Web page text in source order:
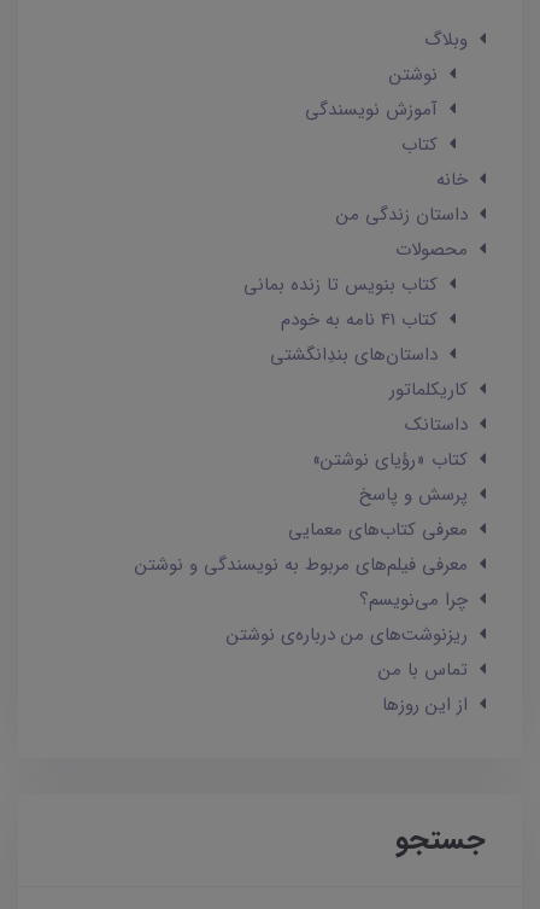
وبلاگ
نوشتن
آموزش نویسندگی
کتاب
خانه
داستان زندگی من
محصولات
کتاب بنویس تا زنده بمانی
کتاب 41 نامه به خودم
داستان‌های بندِانگشتی
کاریکلماتور
داستانک‌
کتاب «رؤیای نوشتن»
پرسش و پاسخ
معرفی کتاب‌های معمایی
معرفی فیلم‌های مربوط به نویسندگی و نوشتن
چرا می‌نویسم؟
ریزنوشت‌های من درباره‌ی نوشتن
تماس با من
از این روزها
جستجو